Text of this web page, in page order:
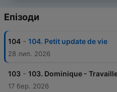
Епізоди
104 - 104. Petit update de vie
28 лип. 2026
103 - 103. Dominique -
17 бер. 2026